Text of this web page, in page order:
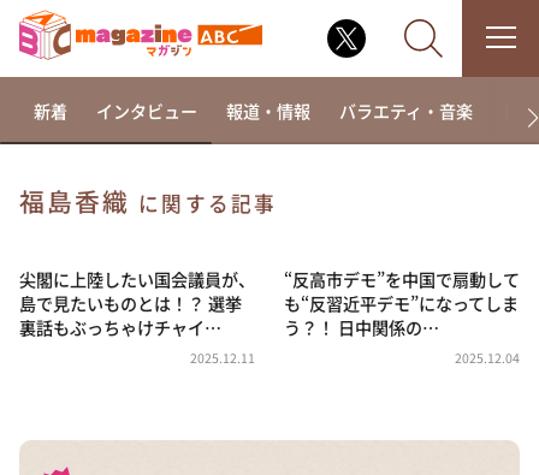
相席食堂
これ余談なんですけど・・・
～人生密着トークバラエティ！～ やすとものいたっ
新着 インタビュー 報道・情報 バラエティ・音楽 ド
福島香織 に関する記事
尖閣に上陸したい国会議員が、
島で見たいものとは！？ 選挙
裏話もぶっちゃけチャイ…
2025.12.11
“反高市デモ”を中国で扇動して
も“反習近平デモ”になってしま
う？！ 日中関係の…
2025.12.04